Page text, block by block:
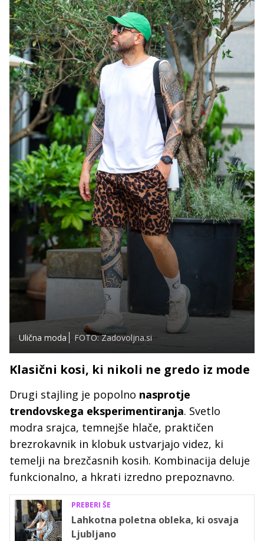
Ulična moda FOTO: Zadovoljna.si
Klasični kosi, ki nikoli ne gredo iz mode
Drugi stajling je popolno nasprotje
trendovskega eksperimentiranja. Svetlo
modra srajca, temnejše hlače, praktičen
brezrokavnik in klobuk ustvarjajo videz, ki
temelji na brezčasnih kosih. Kombinacija deluje
funkcionalno, a hkrati izredno prepoznavno.
PREBERI ŠE
Lahkotna poletna obleka, ki osvaja
Ljubljano